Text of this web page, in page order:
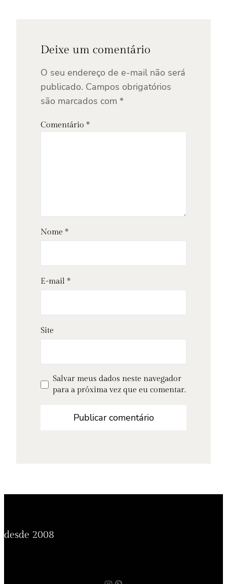
Deixe um comentário
O seu endereço de e-mail não será
publicado. Campos obrigatórios
são marcados com *
Comentário *
Nome *
E-mail *
Site
Salvar meus dados neste navegador
para a próxima vez que eu comentar.
desde 2008